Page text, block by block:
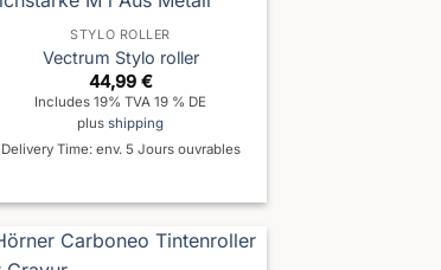
STYLO ROLLER
Vectrum Stylo roller
44,99 €
Includes 19% TVA 19 % DE
plusshipping
Delivery Time: env. 5 Jours ouvrables